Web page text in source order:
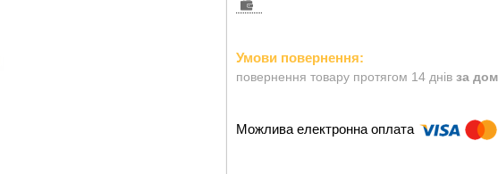
повернення товару протягом 14 днів за